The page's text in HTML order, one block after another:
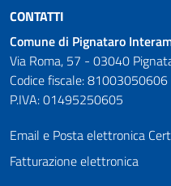
CONTATTI
Comune di Pignataro
Via Roma, 57 - 03040
Codice fiscale: 81003050606
P.IVA: 01495250605
Email e Posta elettronica
Fatturazione elettronica